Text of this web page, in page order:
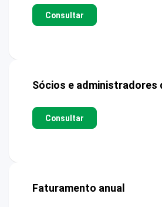
Consultar
Sócios e administradores
Consultar
Faturamento anual